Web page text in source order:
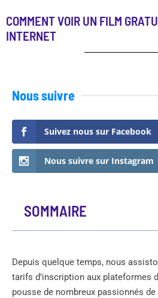
COMMENT VOIR UN FILM
INTERNET
Nous suivre
Suivez nous sur Facebook
Nous suivre sur Instagram
SOMMAIRE
Depuis quelque temps, nous
tarifs d’inscription aux plateformes
pousse de nombreux passionnés